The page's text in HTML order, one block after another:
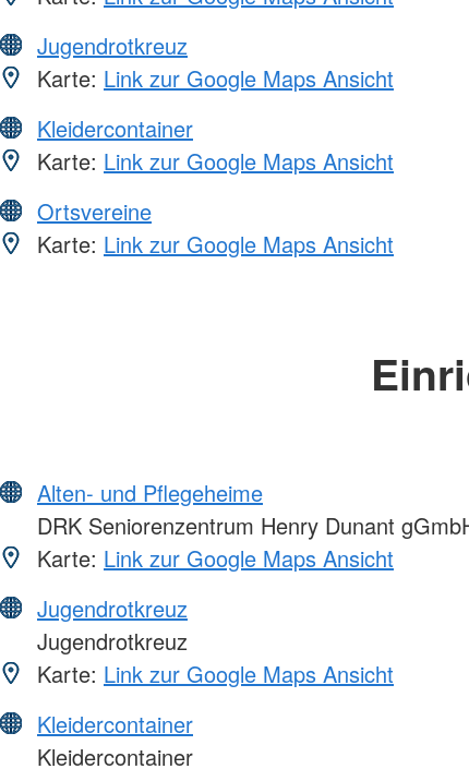
Jugendrotkreuz
Karte: Link zur Google Maps Ansicht
Kleidercontainer
Karte: Link zur Google Maps Ansicht
Ortsvereine
Karte: Link zur Google Maps Ansicht
Alten- und Pflegeheime
DRK Seniorenzentrum Henry Dunant
Karte: Link zur Google Maps Ansicht
Jugendrotkreuz
Jugendrotkreuz
Karte: Link zur Google Maps Ansicht
Kleidercontainer
Kleidercontainer